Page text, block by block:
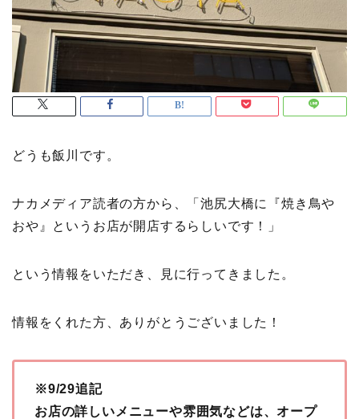
どうも飯川です。
ナカメディア読者の方から、「池尻大橋に『焼き鳥や
おや』というお店が開店するらしいです！」
という情報をいただき、見に行ってきました。
情報をくれた方、ありがとうございました！
※9/29追記
お店の詳しいメニューや雰囲気などは、オープ